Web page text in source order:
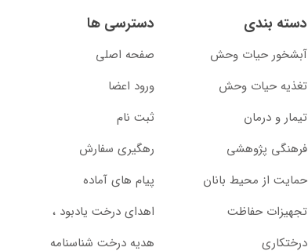
دسته بندی
آبشخور حیات وحش
تغذیه حیات وحش
تیمار و درمان
فرهنگی پژوهشی
حمایت از محیط بانان
تجهیزات حفاظت
درختکاری
دسترسی ها
صفحه اصلی
ورود اعضا
ثبت نام
رهگیری سفارش
پیام های آماده
اهدای درخت یادبود ،‌
هدیه درخت شناسنامه